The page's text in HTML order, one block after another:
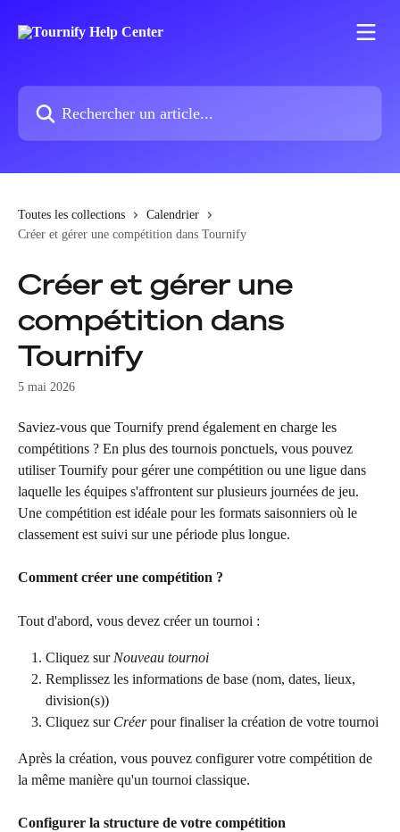
Rechercher un article...
Toutes les collections
Calendrier
Créer et gérer une compétition dans Tournify
Créer et gérer une
compétition dans
Tournify
5 mai 2026
Saviez-vous que Tournify prend également en charge les
compétitions ? En plus des tournois ponctuels, vous pouvez
utiliser Tournify pour gérer une compétition ou une ligue dans
laquelle les équipes s'affrontent sur plusieurs journées de jeu.
Une compétition est idéale pour les formats saisonniers où le
classement est suivi sur une période plus longue.
Comment créer une compétition ?
Tout d'abord, vous devez créer un tournoi :
Cliquez sur Nouveau tournoi
Remplissez les informations de base (nom, dates, lieux,
division(s))
Cliquez sur Créer pour finaliser la création de votre tournoi
Après la création, vous pouvez configurer votre compétition de
la même manière qu'un tournoi classique.
Configurer la structure de votre compétition